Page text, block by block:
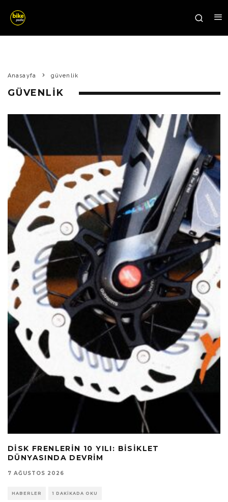
Anasayfa güvenlik
GÜVENLIK
DISK FRENLERIN 10 YILI: BISIKLET
DÜNYASINDA DEVRIM
7 AĞUSTOS 2026
HABERLER 1 DAKIKADA OKU